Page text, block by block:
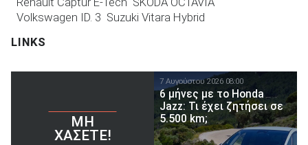
Volkswagen ID. 3 Suzuki Vitara Hybrid
LINKS
ΜΗ
ΧΆΣΕΤΕ!
7 Αυγούστου 2026 08:00
6 μήνες με το Honda
Jazz: Τι έχει ζητήσει σε
5.500 km;